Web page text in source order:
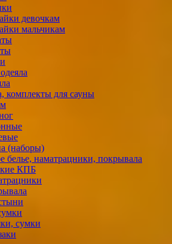
девочкам
мальчикам
комплекты для сауны
(наборы)
белье, наматрацники, покрывала
КПБ
сумки